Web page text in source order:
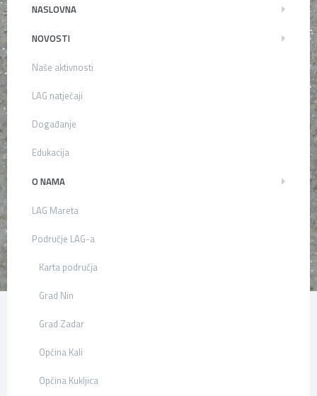
NASLOVNA
NOVOSTI
Naše aktivnosti
LAG natječaji
Događanje
Edukacija
O NAMA
LAG Mareta
Područje LAG-a
Karta područja
Grad Nin
Grad Zadar
Općina Kali
Općina Kukljica